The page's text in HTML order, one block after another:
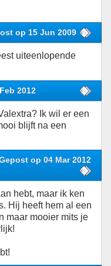
op 15 Jun 2009
uiteenlopende
2012
Ik wil er een
blijft na een
op 04 Mar 2012
hebt, maar ik ken
Hij heeft hem al een
maar mooier mits je